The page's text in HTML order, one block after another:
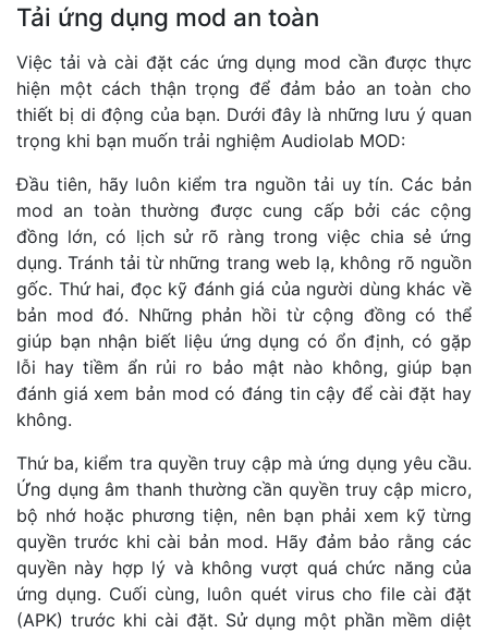
Tải ứng dụng mod an toàn
Việc tải và cài đặt các ứng dụng mod cần được thực
hiện một cách thận trọng để đảm bảo an toàn cho
thiết bị di động của bạn. Dưới đây là những lưu ý quan
trọng khi bạn muốn trải nghiệm Audiolab MOD:
Đầu tiên, hãy luôn kiểm tra nguồn tải uy tín. Các bản
mod an toàn thường được cung cấp bởi các cộng
đồng lớn, có lịch sử rõ ràng trong việc chia sẻ ứng
dụng. Tránh tải từ những trang web lạ, không rõ nguồn
gốc. Thứ hai, đọc kỹ đánh giá của người dùng khác về
bản mod đó. Những phản hồi từ cộng đồng có thể
giúp bạn nhận biết liệu ứng dụng có ổn định, có gặp
lỗi hay tiềm ẩn rủi ro bảo mật nào không, giúp bạn
đánh giá xem bản mod có đáng tin cậy để cài đặt hay
không.
Thứ ba, kiểm tra quyền truy cập mà ứng dụng yêu cầu.
Ứng dụng âm thanh thường cần quyền truy cập micro,
bộ nhớ hoặc phương tiện, nên bạn phải xem kỹ từng
quyền trước khi cài bản mod. Hãy đảm bảo rằng các
quyền này hợp lý và không vượt quá chức năng của
ứng dụng. Cuối cùng, luôn quét virus cho file cài đặt
(APK) trước khi cài đặt. Sử dụng một phần mềm diệt